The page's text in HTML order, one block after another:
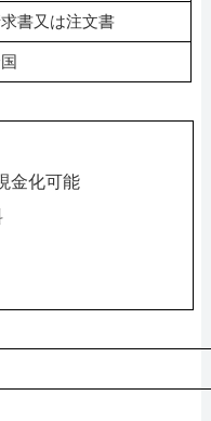
書又は注文書
金化可能